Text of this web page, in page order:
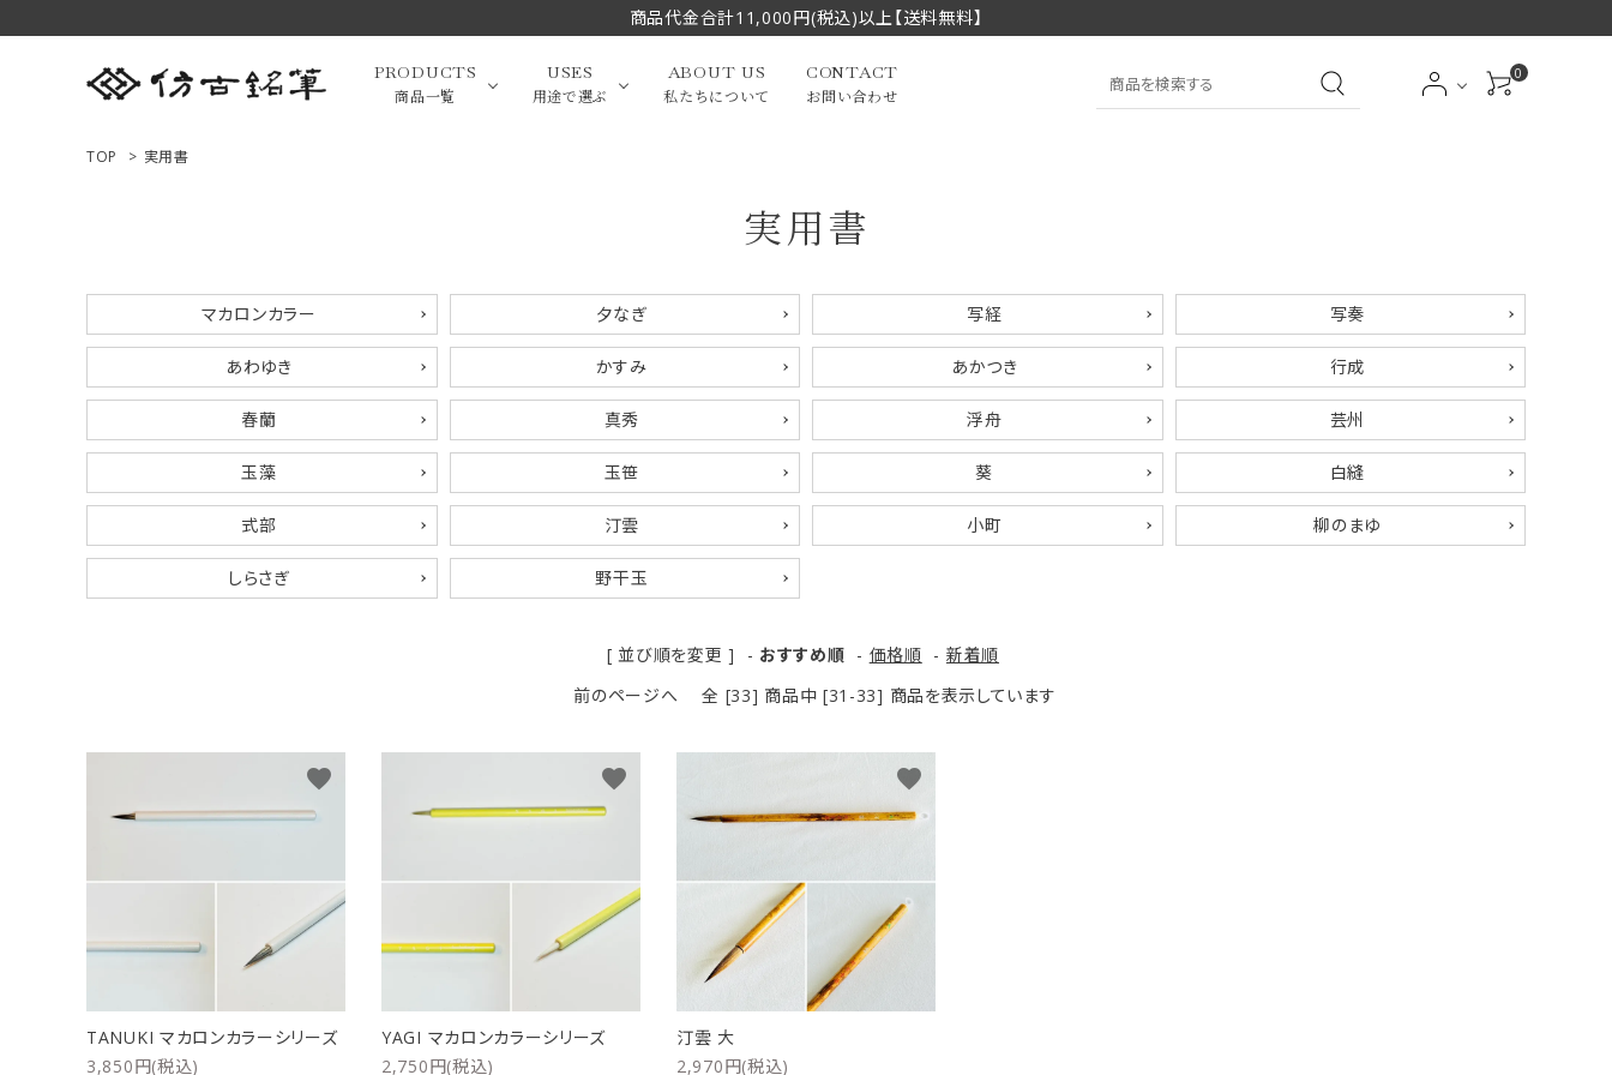
商品代金合計11,000円(税込)以上【送料無料】
PRODUCTS
商品一覧
大中筆（半切・条幅以
小筆 特大筆・珍品筆 学童用（初心者用）
限定品・セット品 オプション・その他
化粧筆
オプション・その他
USES
用途で選ぶ
漢字
写経・御朱印 画筆・絵てがみ 前衛 大字
贈り物（限定セット）
フェイスブラシ アイブローブラシ
リップブラシ
ABOUT US
私たちについて
CONTACT
お問い合わせ
0
ログイン 新規会員登録
ご利用ガイド
TOP > 実用書
実用書
マカロンカラー 夕なぎ 写経 写奏
あわゆき かすみ あかつき 行成
春蘭 真秀 浮舟 芸州
玉藻 玉笹 葵 白縫
式部 汀雲 小町 柳のまゆ
しらさぎ 野干玉
[ 並び順を変更 ] - おすすめ順 - 価格順 - 新着順
前のページへ
全 [33] 商品中 [31-33] 商品を表示しています
TANUKI マカロンカラーシリーズ
3,850円(税込)
favorite
YAGI マカロンカラーシリーズ
2,750円(税込)
favorite
汀雲 大
2,970円(税込)
favorite